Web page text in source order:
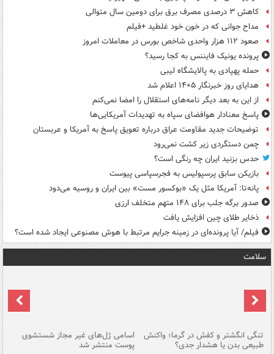
کاهش ۳ درصدی مصرف برق برای دومین سال متوالی
مداح جوانی که در خون خود غلطید +فیلم
صعود ۱۱۲ هزار واحدی شاخص بورس در معاملات امروز
پرونده یونیک فایننس به کجا رسید؟
حمله پهپادی به پالایشگاه لیبی
هدایای روز خبرنگار ۱۴۰۵ اعلام شد
از این به بعد دیگر نامه‌های استقلال را امضا نمی‌کنم
پاسخ معنادار هوافضای سپاه به تهدیدات آمریکایی‌ها
توضیحات جدید مقاومت عراق درباره تعویق پاسخ به آمریکا و عربستان
چمن دستگردی زیر کشت نمی‌رود
حدس بزنید ایران چه رنگی است؟
بازیکن سابق پرسپولیس به فجرسپاسی پیوست
پانه‌تا: آمریکا مثل یک «بوکسور مست» بین ایران و روسیه می‌دود
صدور برگه جلب برای ۱۴۸ متهم متخلف ارزی
ذخایر طلای چین افزایش یافت
فیلم/ آیا پرونده‌ای در زمینه جرایم مرتبط با هوش مصنوعی ایجاد شده است؟
سلامت
تنگی انگشتر و کفش در گرما؛ واکنش
طبیعی بدن یا هشدار جدی؟
اسامی ژل‌های غیر مجاز شستشوی
پوست منتشر شد